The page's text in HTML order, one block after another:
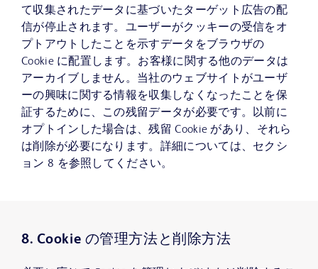
て収集されたデータに基づいたターゲット広告の配
信が停止されます。ユーザーがクッキーの受信をオ
プトアウトしたことを示すデータをブラウザの
Cookie に配置します。お客様に関する他のデータは
アーカイブしません。当社のウェブサイトがユーザ
ーの興味に関する情報を収集しなくなったことを保
証するために、この残留データが必要です。以前に
オプトインした場合は、残留 Cookie があり、それら
は削除が必要になります。詳細については、セクシ
ョン 8 を参照してください。
8. Cookie の管理方法と削除方法